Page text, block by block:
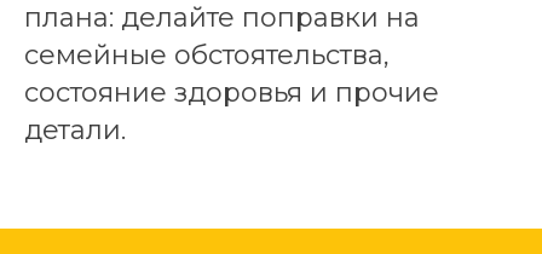
плана: делайте поправки на
семейные обстоятельства,
состояние здоровья и прочие
детали.